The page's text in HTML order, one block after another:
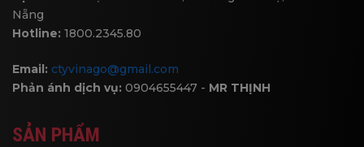
Nẵng
Hotline: 1800.2345.80
Email: ctyvinago@gmail.com
Phản ánh dịch vụ: 0904655447 - MR THỊNH
SẢN PHẨM